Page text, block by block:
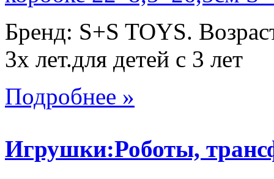
Бренд: S+S TOYS.
3х лет.для детей с 3 лет
Подробнее »
Игрушки:Роботы,